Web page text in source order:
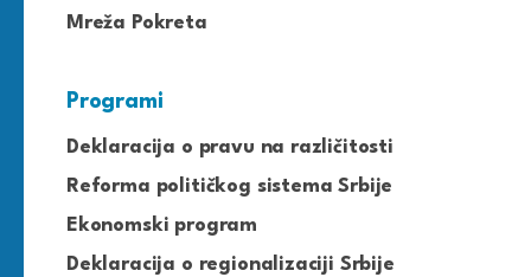
Mreža Pokreta
Programi
Deklaracija o pravu na različitosti
Reforma političkog sistema Srbije
Ekonomski program
Deklaracija o regionalizaciji Srbije